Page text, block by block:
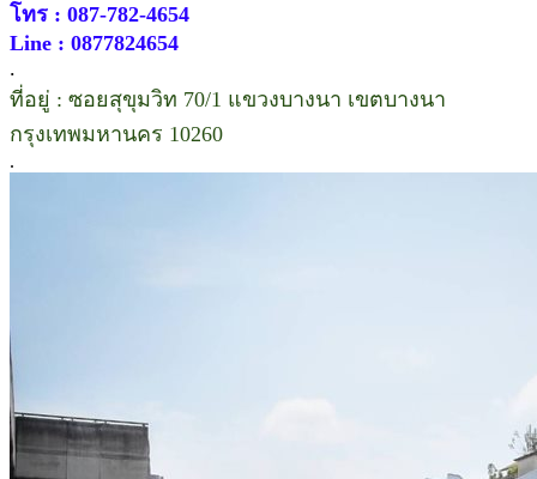
โทร : 087-782-4654
Line : 0877824654
.
ที่อยู่ : ซอยสุขุมวิท 70/1 แขวงบางนา เขตบางนา
กรุงเทพมหานคร 10260
.